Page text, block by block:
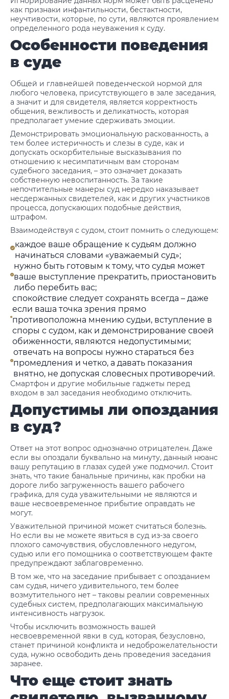
как признаки инфантильности, бестактности,
неучтивости, которые, по сути, являются проявлением
определенного рода неуважения к суду.
Особенности поведения
в суде
Общей и главнейшей поведенческой нормой для
любого человека, присутствующего в зале заседания,
а значит и для свидетеля, является корректность
общения, вежливость и деликатность, которая
предполагает умение сдерживать эмоции.
Демонстрировать эмоциональную раскованность, а
тем более истеричность и слезы в суде, как и
допускать оскорбительные высказывания по
отношению к несимпатичным вам сторонам
судебного заседания, – это означает доказать
собственную невоспитанность. За такие
непочтительные манеры суд нередко наказывает
несдержанных свидетелей, как и других участников
процесса, допускающих подобные действия,
штрафом.
Взаимодействуя с судом, стоит помнить о следующем:
каждое ваше обращение к судьям должно
начинаться словами «уважаемый суд»;
нужно быть готовым к тому, что судья может
ваше выступление прекратить, приостановить
либо перебить вас;
спокойствие следует сохранять всегда – даже
если ваша точка зрения прямо
противоположна мнению судьи, вступление в
споры с судом, как и демонстрирование своей
обиженности, являются недопустимыми;
отвечать на вопросы нужно стараться без
промедления и четко, а давать показания
внятно, не допуская словесных противоречий.
Смартфон и другие мобильные гаджеты перед
входом в зал заседания необходимо отключить.
Допустимы ли опоздания
в суд?
Ответ на этот вопрос однозначно отрицателен. Даже
если вы опоздали буквально на минуту, данный нюанс
вашу репутацию в глазах судей уже подмочил. Стоит
знать, что такие банальные причины, как пробки на
дороге либо загруженность вашего рабочего
графика, для суда уважительными не являются и
ваше несвоевременное прибытие оправдать не
могут.
Уважительной причиной может считаться болезнь.
Но если вы не можете явиться в суд из-за своего
плохого самочувствия, обусловленного недугом,
судью или его помощника о соответствующем факте
предупреждают заблаговременно.
В том же, что на заседание прибывает с опозданием
сам судья, ничего удивительного, тем более
возмутительного нет – таковы реалии современных
судебных систем, предполагающих максимальную
интенсивность нагрузок.
Чтобы исключить возможность вашей
несвоевременной явки в суд, которая, безусловно,
станет причиной конфликта и недоброжелательности
суда, нужно освободить день проведения заседания
заранее.
Что еще стоит знать